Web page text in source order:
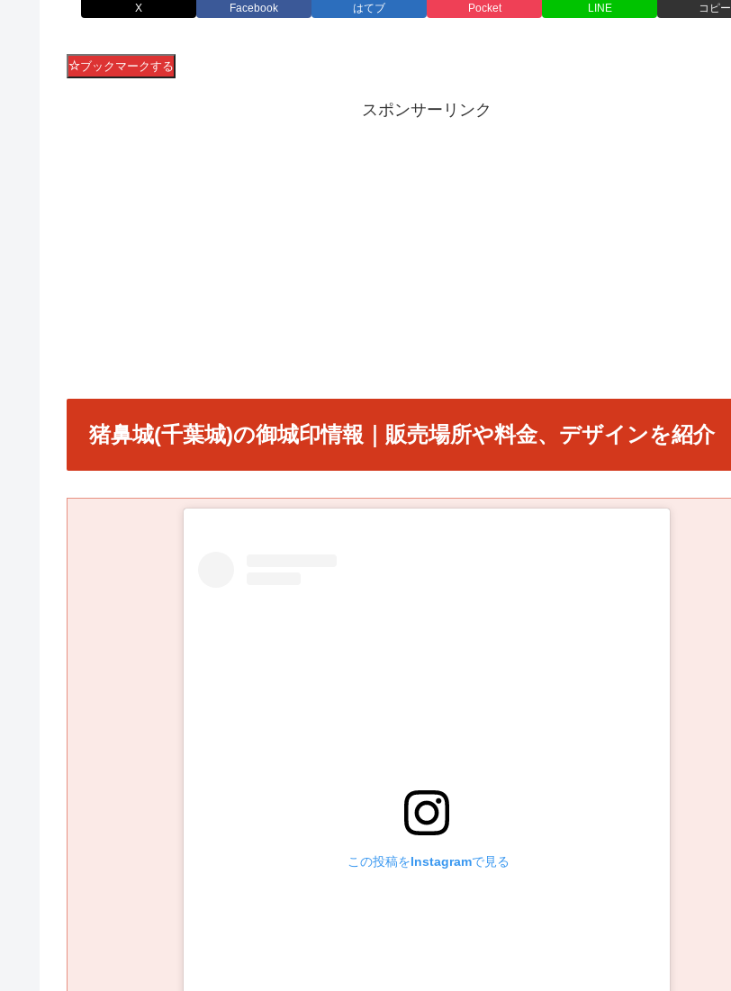
X Facebook はてブ Pocket LINE コピー
ブックマークする
スポンサーリンク
猪鼻城(千葉城)の御城印情報｜販売場所や料金、デザインを紹介
この投稿をInstagramで見る